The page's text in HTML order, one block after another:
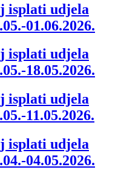
isplati udjela
01.06.2026.
isplati udjela
18.05.2026.
isplati udjela
11.05.2026.
isplati udjela
04.05.2026.